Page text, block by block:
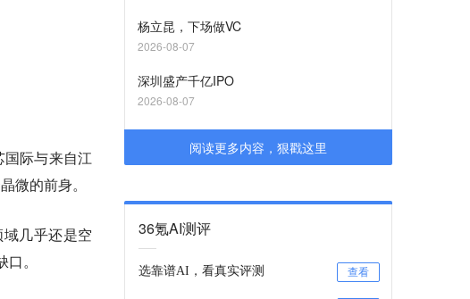
际与来自江
微的前身。
几乎还是空
。
杨立昆，下场做VC
2026-08-07
深圳盛产千亿IPO
2026-08-07
阅读更多内容，狠戳这里
36氪AI测评
选靠谱AI，看真实评测 查看